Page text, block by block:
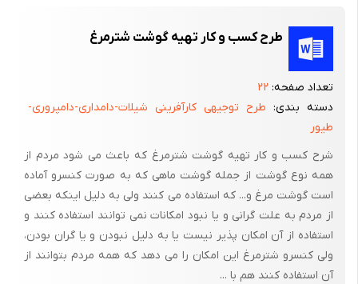
طرح کسب و کار تهیه گوشت شترمرغ
تعداد صفحه: ۲۲
دسته بندی: طرح توجیهی کارآفرینی شیلات-دامداری-دامپروری-
طیور
شرح کسب و کار تهیه گوشت شترمرغ که باعث می شود مردم از
همه نوع گوشت از جمله گوشت ماهی که به صورت کنسرو آماده
است گوشت مرغ و... که استفاده می کنند ولی به دلیل اینکه بعضی
از مردم به علت گرانی و یا نبود امکانات نمی توانند استفاده کنند و
استفاده از آن امکان پذیر نیست یا به دلیل نبودن و یا گران بودن،
ولی کنسرو شترمرغ این امکان را می دهد که همه مردم بتوانند از
آن استفاده کنند هم با ...